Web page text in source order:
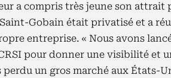
a compris très jeune son attrait
Gobain était privatisé et a
entreprise. « Nous avons
pour donner une visibilité et
perdu un gros marché aux États-